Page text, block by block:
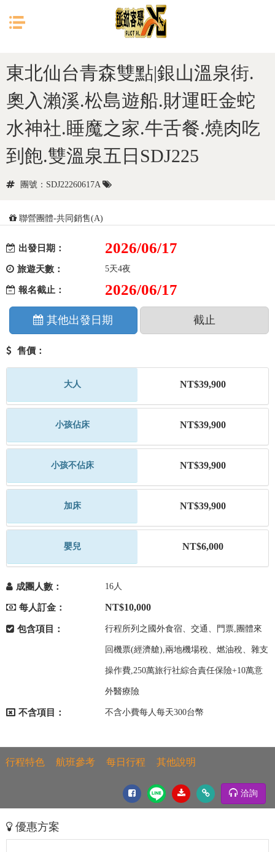
目前位置： 東北
東北仙台青森雙點|銀山溫泉街.
奧入瀨溪.松島遊船.財運旺金蛇
水神社.睡魔之家.牛舌餐.燒肉吃
到飽.雙溫泉五日SDJ225
團號：SDJ22260617A
聯營團體-共同銷售(A)
出發日期： 2026/06/17
旅遊天數： 5天4夜
報名截止： 2026/06/17
其他出發日期 截止
售價：
大人 NT$39,900
小孩佔床 NT$39,900
小孩不佔床 NT$39,900
加床 NT$39,900
嬰兒 NT$6,000
成團人數： 16人
每人訂金： NT$10,000
包含項目： 行程所列之國外食宿、交通、門票,團體來
回機票(經濟艙),兩地機場稅、燃油稅、雜支
操作費,250萬旅行社綜合責任保險+10萬意
外醫療險
不含項目： 不含小費每人每天300台幣
行程特色 航班參考 每日行程 其他說明
洽詢
優惠方案